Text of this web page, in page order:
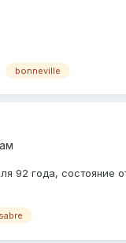
bonneville
92 года, состояние